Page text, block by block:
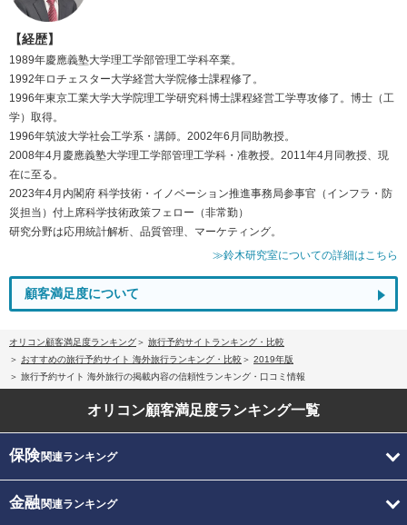
【経歴】
1989年慶應義塾大学理工学部管理工学科卒業。
1992年ロチェスター大学経営大学院修士課程修了。
1996年東京工業大学大学院理工学研究科博士課程経営工学専攻修了。博士（工
学）取得。
1996年筑波大学社会工学系・講師。2002年6月同助教授。
2008年4月慶應義塾大学理工学部管理工学科・准教授。2011年4月同教授、現
在に至る。
2023年4月内閣府 科学技術・イノベーション推進事務局参事官（インフラ・防
災担当）付上席科学技術政策フェロー（非常勤）
研究分野は応用統計解析、品質管理、マーケティング。
≫鈴木研究室についての詳細はこちら
顧客満足度について
オリコン顧客満足度ランキング
旅行予約サイトランキング・比較
おすすめの旅行予約サイト 海外旅行ランキング・比較
2019年版
旅行予約サイト 海外旅行の掲載内容の信頼性ランキング・口コミ情報
オリコン顧客満足度ランキング一覧
保険関連ランキング
金融関連ランキング